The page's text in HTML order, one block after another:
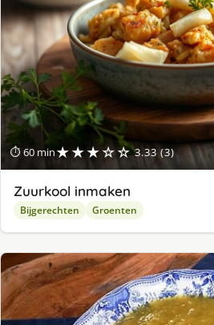
⏱ 60 min★★★☆☆ 3.33 (3)
Zuurkool inmaken
Bijgerechten Groenten